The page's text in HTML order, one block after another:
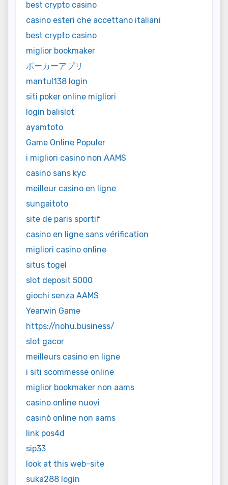
best crypto casino
casino esteri che accettano italiani
best crypto casino
miglior bookmaker
ポーカーアプリ
mantul138 login
siti poker online migliori
login balislot
ayamtoto
Game Online Populer
i migliori casino non AAMS
casino sans kyc
meilleur casino en ligne
sungaitoto
site de paris sportif
casino en ligne sans vérification
migliori casino online
situs togel
slot deposit 5000
giochi senza AAMS
Yearwin Game
https://nohu.business/
slot gacor
meilleurs casino en ligne
i siti scommesse online
miglior bookmaker non aams
casino online nuovi
casinò online non aams
link pos4d
sip33
look at this web-site
suka288 login